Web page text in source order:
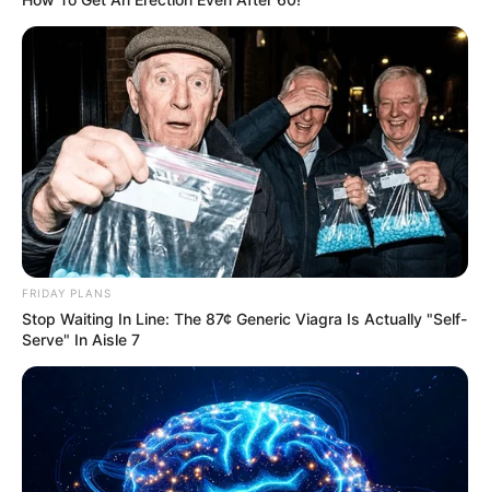
Unveiling Hypocrisy: 15 Taboos The Bible
Condemns!
BRAINBERRIES
Discover 15 Surprising Things Forbidden By The
BRAINBERRIES
FRIDAY PLANS
Stop Waiting In Line: The 87¢ Generic Viagra Is Actually "Self-
Serve" In Aisle 7